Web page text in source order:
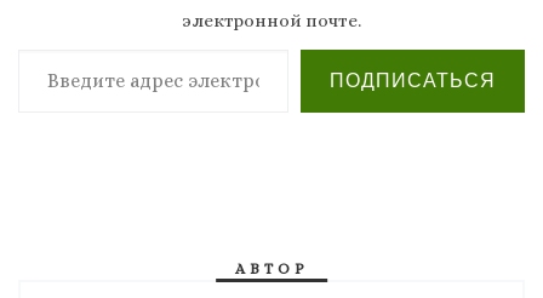
электронной почте.
Введите адрес электронной почты…
ПОДПИСАТЬСЯ
АВТОР